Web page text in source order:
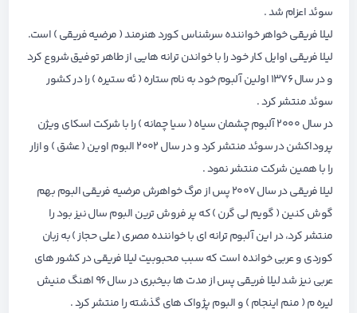
سوئد اعزام شد .
لیلا فریقی خواهر خواننده سرشناس کورد هنرمند ( مرضیه فریقی ) است.
لیلا فریقی اوایل کار خود را با خواندن ترانه هایی از طاهر توفیق شروع کرد
و در سال ۱۳۷۶ اولین آلبوم خود به نام ستاره ( ئه ستیره ) را در کشور
سوئد منتشر کرد .
در سال ۲۰۰۰ آلبوم چشمان سیاه ( سیا چمانه ) را با شرکت اسکای ویژن
پروداکشن در سوئد منتشر کرد و در سال ۲۰۰۲ البوم اوین ( عشق ) و ازار
را با همین شرکت منتشر نمود .
لیلا فریقی در سال ۲۰۰۷ پس از مرگ خواهرش مرضیه فریقی البوم بهم
گوش کنین ( گویم لی گرن ) که پر فروش ترین البوم سال نیز بود را
منتشر کرد، در این آلبوم ترانه ای با خواننده مصری ( علی حجاز ) به زبان
کوردی و عربی خوانده است که سبب محبوبیت لیلا فریقی در کشور های
عربی نیز شد لیلا فریقی پس از مدت ها بیخبری در سال ۹۶ اهنگ منیش
لیره م ( منم اینجام ) و البوم پژواک های گذشته را منتشر کرد .